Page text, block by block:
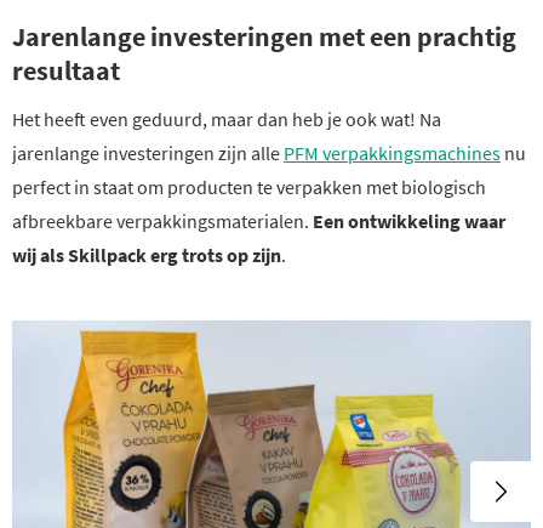
Jarenlange investeringen met een prachtig
resultaat
Het heeft even geduurd, maar dan heb je ook wat! Na
jarenlange investeringen zijn alle PFM verpakkingsmachines nu
perfect in staat om producten te verpakken met biologisch
afbreekbare verpakkingsmaterialen. Een ontwikkeling waar
wij als Skillpack erg trots op zijn.